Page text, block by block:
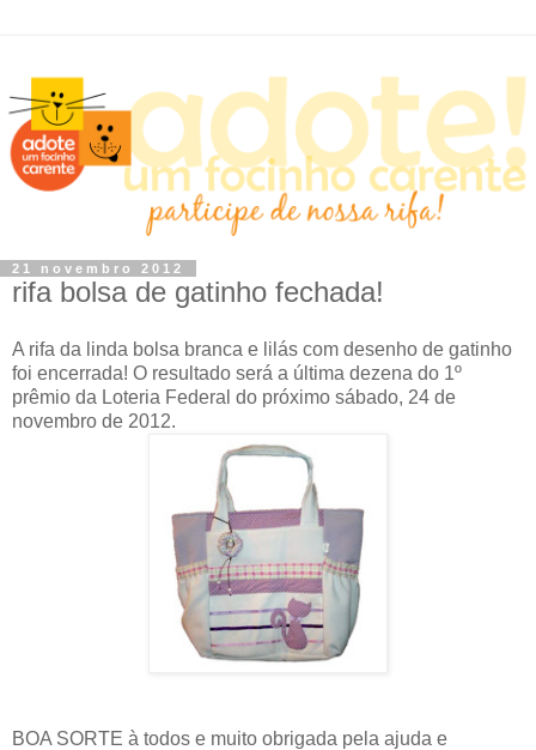
21 novembro 2012
rifa bolsa de gatinho fechada!
A rifa da linda bolsa branca e lilás com desenho de gatinho
foi encerrada! O resultado será a última dezena do 1º
prêmio da Loteria Federal do próximo sábado, 24 de
novembro de 2012.
BOA SORTE à todos e muito obrigada pela ajuda e